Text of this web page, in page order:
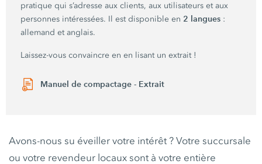
pratique qui s’adresse aux clients, aux utilisateurs et aux
personnes intéressées. Il est disponible en 2 langues :
allemand et anglais.
Laissez-vous convaincre en en lisant un extrait !
Manuel de compactage - Extrait
Avons-nous su éveiller votre intérêt ? Votre succursale
ou votre revendeur locaux sont à votre entière